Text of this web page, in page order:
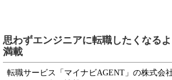
思わずエンジニアに転職したくなる
満載
転職サービス「マイナビAGENT」の株式会